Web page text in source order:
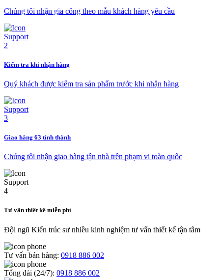
Chúng tôi nhận gia công theo mẫu khách hàng yêu cầu
Kiểm tra khi nhận hàng
Quý khách được kiểm tra sản phẩm trước khi nhận hàng
Giao hàng 63 tỉnh thành
Chúng tôi nhận giao hàng tận nhà trên phạm vi toàn quốc
Tư vấn thiết kế miễn phí
Đội ngũ Kiến trúc sư nhiều kinh nghiệm tư vấn thiết kế tận tâm
Tư vấn bán hàng: 0918 886 002
Tổng đài (24/7): 0918 886 002